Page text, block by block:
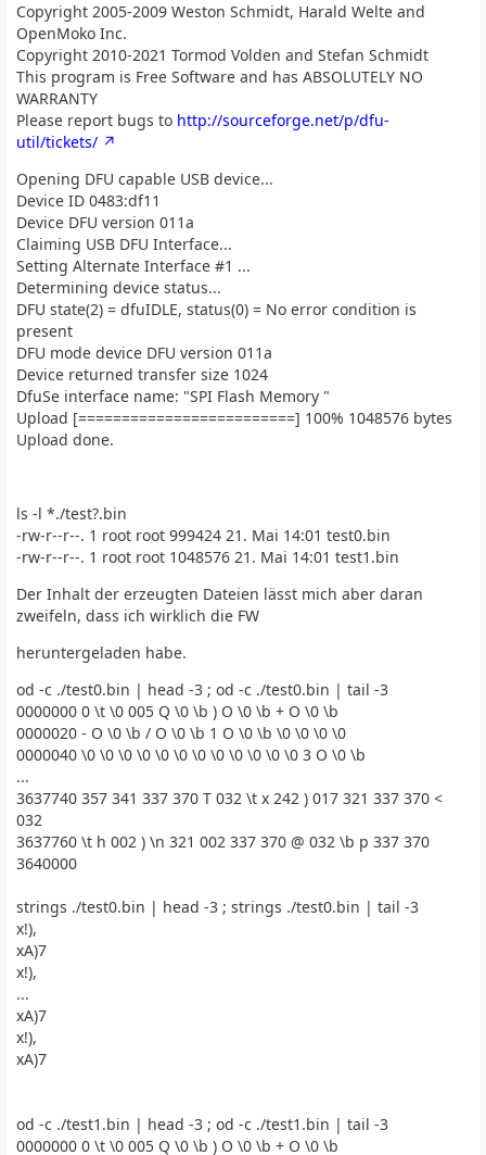
Copyright 2005-2009 Weston Schmidt, Harald Welte and
OpenMoko Inc.
Copyright 2010-2021 Tormod Volden and Stefan Schmidt
This program is Free Software and has ABSOLUTELY NO
WARRANTY
Please report bugs to http://sourceforge.net/p/dfu-
util/tickets/
Opening DFU capable USB device...
Device ID 0483:df11
Device DFU version 011a
Claiming USB DFU Interface...
Setting Alternate Interface #1 ...
Determining device status...
DFU state(2) = dfuIDLE, status(0) = No error condition is
present
DFU mode device DFU version 011a
Device returned transfer size 1024
DfuSe interface name: "SPI Flash Memory "
Upload [=========================] 100% 1048576 bytes
Upload done.
ls -l *./test?.bin
-rw-r--r--. 1 root root 999424 21. Mai 14:01 test0.bin
-rw-r--r--. 1 root root 1048576 21. Mai 14:01 test1.bin
Der Inhalt der erzeugten Dateien lässt mich aber daran
zweifeln, dass ich wirklich die FW
heruntergeladen habe.
od -c ./test0.bin | head -3 ; od -c ./test0.bin | tail -3
0000000 0 \t \0 005 Q \0 \b ) O \0 \b + O \0 \b
0000020 - O \0 \b / O \0 \b 1 O \0 \b \0 \0 \0 \0
0000040 \0 \0 \0 \0 \0 \0 \0 \0 \0 \0 \0 \0 3 O \0 \b
...
3637740 357 341 337 370 T 032 \t x 242 ) 017 321 337 370 <
032
3637760 \t h 002 ) \n 321 002 337 370 @ 032 \b p 337 370
3640000
strings ./test0.bin | head -3 ; strings ./test0.bin | tail -3
x!),
xA)7
x!),
...
xA)7
x!),
xA)7
od -c ./test1.bin | head -3 ; od -c ./test1.bin | tail -3
0000000 0 \t \0 005 Q \0 \b ) O \0 \b + O \0 \b